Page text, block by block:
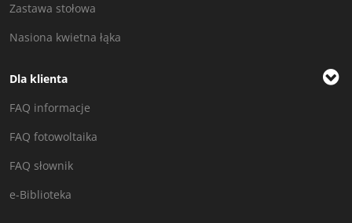
Zastawa stołowa
Nasiona kwietna łąka
Dla klienta
FAQ informacje
FAQ fotowoltaika
FAQ słownik
e-Biblioteka